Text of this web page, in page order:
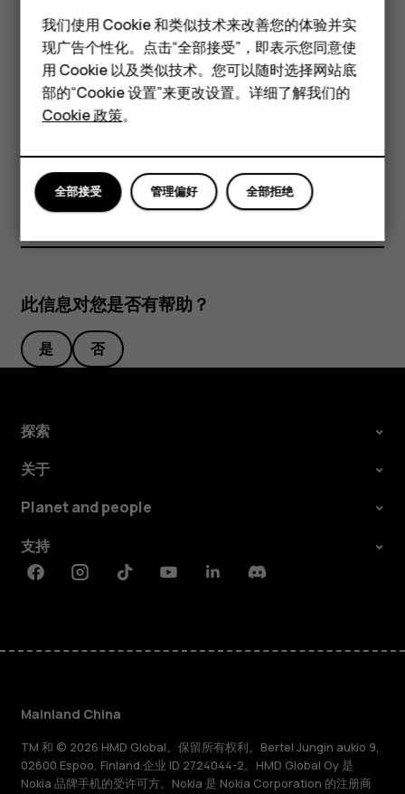
智能手机
经典手机
配件
平板电脑
请勿连接能够生成输出信号的产品，以免损坏设备。请勿将任何
电压源连接至音频插孔。如果连接至音频插孔的任何外置设备或
任何耳机未经认可能够与本设备一起使用，请特别注意音量。 设
备的某些部件具有磁性。金属材料可能会吸附到设备上。请勿将
信用卡或其他磁性存储介质靠近设备，以免因消磁而丢失其中储
存的信息。
本用户指南中提及的一些配件，如充电器、耳机或数据线等，可
能需要另行购买。
此信息对您是否有帮助？
是 否
探索
关于
Planet and people
支持
FacebookInstagramTiktokYoutubeLinkedinDiscord
Mainland China
TM 和 © 2026 HMD Global。保留所有权利。Bertel Jungin aukio 9,
02600 Espoo, Finland.企业 ID 2724044-2。HMD Global Oy 是
Nokia 品牌手机的受许可方。Nokia 是 Nokia Corporation 的注册商
我们使用 Cookie 和类似技术来改善您的体验并实
现广告个性化。点击“全部接受”，即表示您同意使
用 Cookie 以及类似技术。您可以随时选择网站底
部的“Cookie 设置”来更改设置。详细了解我们的
Cookie 政策。
全部拒绝
管理偏好
全部接受